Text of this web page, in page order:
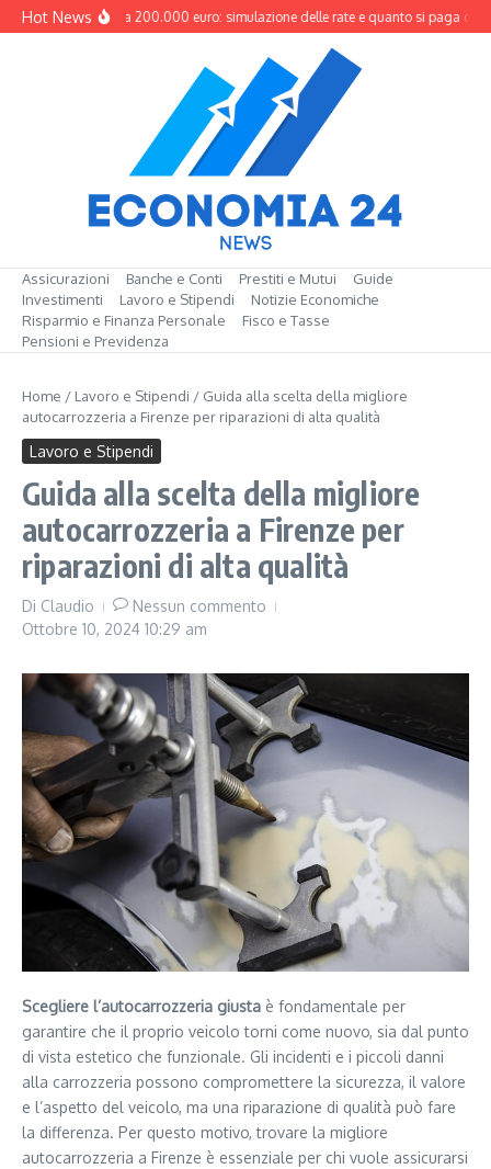
Salta al contenuto
Hot NewsMutuo da 200.000 euro: simulazione delle rate e quanto si paga
Assicurazioni Banche e Conti Prestiti e Mutui
Guide
Investimenti
Lavoro e Stipendi
Notizie Economiche
Risparmio e Finanza Personale
Fisco e Tasse
Pensioni e Previdenza
Home / Lavoro e Stipendi / Guida alla scelta della migliore
autocarrozzeria a Firenze per riparazioni di alta qualità
Lavoro e Stipendi
Guida alla scelta della migliore
autocarrozzeria a Firenze per
riparazioni di alta qualità
Di Claudio
Nessun commento
Ottobre 10, 2024 10:29 am
Scegliere l’autocarrozzeria giusta è fondamentale per
garantire che il proprio veicolo torni come nuovo, sia dal punto
di vista estetico che funzionale. Gli incidenti e i piccoli danni
alla carrozzeria possono compromettere la sicurezza, il valore
e l’aspetto del veicolo, ma una riparazione di qualità può fare
la differenza. Per questo motivo, trovare la migliore
autocarrozzeria a Firenze è essenziale per chi vuole assicurarsi